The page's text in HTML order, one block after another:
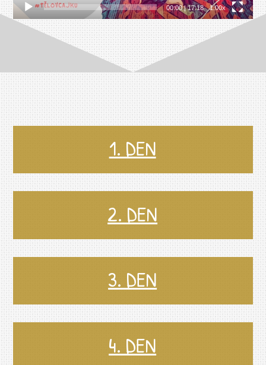
00:00|17:18 1.00x
1. DEN
2. DEN
3. DEN
4. DEN